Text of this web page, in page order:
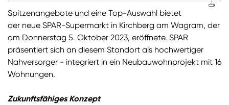
Sie wollen Informationen über aktuelle Aktionen,
Produktneuheiten, attraktive Gewinnspiele uvm.
erhalten? Dann melden Sie sich zum
SPAR
Newsletter
Spitzenangebote und eine Top-Auswahl bietet
der neue SPAR-Supermarkt in Kirchberg am Wagram, der
am Donnerstag 5. Oktober 2023, eröffnete. SPAR
präsentiert sich an diesem Standort als hochwertiger
Nahversorger - integriert in ein Neubauwohnprojekt mit 16
Wohnungen.
Zukunftsfähiges Konzept